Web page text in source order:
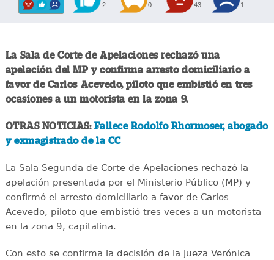
2 0 43 1
La Sala de Corte de Apelaciones rechazó una
apelación del MP y confirma arresto domiciliario a
favor de Carlos Acevedo, piloto que embistió en tres
ocasiones a un motorista en la zona 9.
OTRAS NOTICIAS: Fallece Rodolfo Rhormoser, abogado
y exmagistrado de la CC
La Sala Segunda de Corte de Apelaciones rechazó la
apelación presentada por el Ministerio Público (MP) y
confirmó el arresto domiciliario a favor de Carlos
Acevedo, piloto que embistió tres veces a un motorista
en la zona 9, capitalina.
Con esto se confirma la decisión de la jueza Verónica